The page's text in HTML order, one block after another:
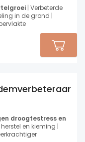
| Verbeterde
in de grond |
droogtestress en
en kieming |